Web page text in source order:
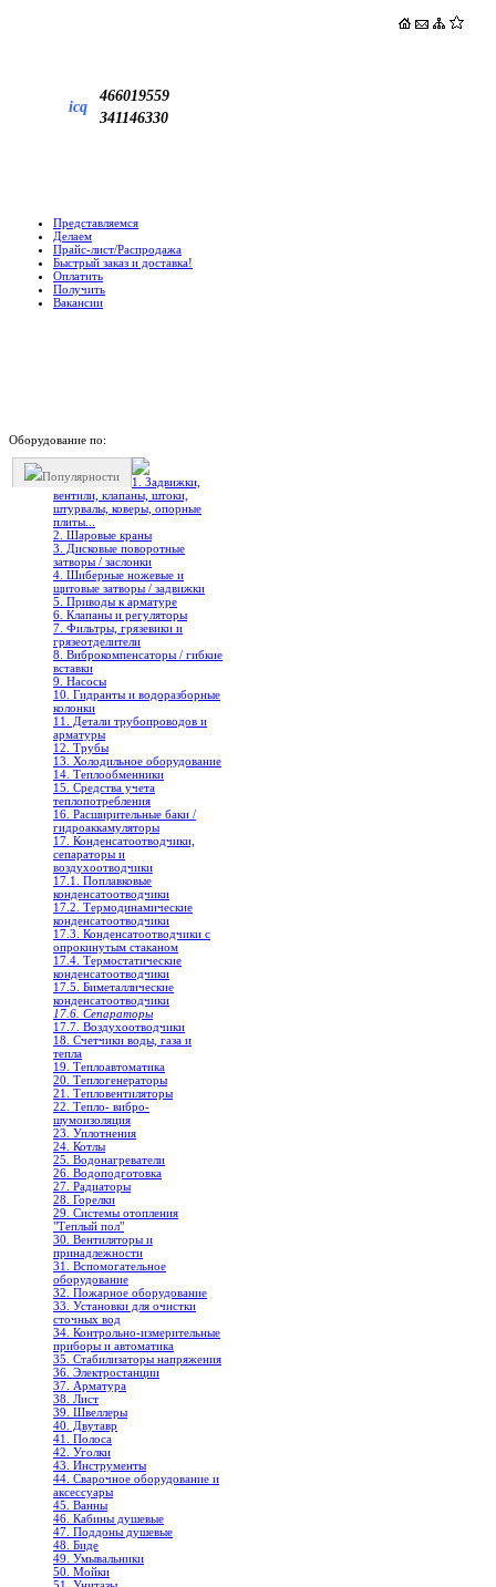
icq
466019559
341146330
Представляемся
Делаем
Прайс-лист/Распродажа
Быстрый заказ и доставка!
Оплатить
Получить
Вакансии
Оборудование по:
Популярности
1. Задвижки,
вентили, клапаны, штоки,
штурвалы, коверы, опорные
плиты...
2. Шаровые краны
3. Дисковые поворотные
затворы / заслонки
4. Шиберные ножевые и
щитовые затворы / задвижки
5. Приводы к арматуре
6. Клапаны и регуляторы
7. Фильтры, грязевики и
грязеотделители
8. Виброкомпенсаторы / гибкие
вставки
9. Насосы
10. Гидранты и водоразборные
колонки
11. Детали трубопроводов и
арматуры
12. Трубы
13. Холодильное oборудование
14. Теплообменники
15. Средства учета
теплопотребления
16. Расширительные баки /
гидроаккамуляторы
17. Конденсатоотводчики,
сепараторы и
воздухоотводчики
17.1. Поплавковые
конденсатоотводчики
17.2. Термодинамические
конденсатоотводчики
17.3. Конденсатоотводчики с
опрокинутым стаканом
17.4. Термостатические
конденсатоотводчики
17.5. Биметаллические
конденсатоотводчики
17.6. Сепараторы
17.7. Воздухоотводчики
18. Счетчики воды, газа и
тепла
19. Теплоавтоматика
20. Теплогенераторы
21. Тепловентиляторы
22. Тепло- вибро-
шумоизоляция
23. Уплотнения
24. Котлы
25. Водонагреватели
26. Водоподготовка
27. Радиаторы
28. Горелки
29. Системы отопления
"Теплый пол"
30. Вентиляторы и
принадлежности
31. Вспомогательное
оборудование
32. Пожарное оборудование
33. Установки для очистки
сточных вод
34. Контрольно-измерительные
приборы и автоматика
35. Стабилизаторы напряжения
36. Электростанции
37. Арматура
38. Лист
39. Швеллеры
40. Двутавр
41. Полоса
42. Уголки
43. Инструменты
44. Сварочное оборудование и
аксессуары
45. Ванны
46. Кабины душевые
47. Поддоны душевые
48. Биде
49. Умывальники
50. Мойки